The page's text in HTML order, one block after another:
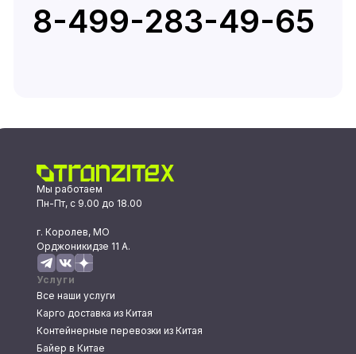
8-499-283-49-65
Мы работаем
Пн-Пт, с 9.00 до 18.00
г. Королев, МО
Орджоникидзе 11 А.
Услуги
Все наши услуги
Карго доставка из Китая
Контейнерные перевозки из Китая
Байер в Китае